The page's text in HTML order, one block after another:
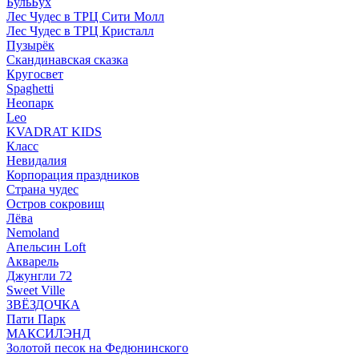
Лес Чудес в ТРЦ Сити Молл
Лес Чудес в ТРЦ Кристалл
Пузырëк
Скандинавская сказка
Кругосвет
Spaghetti
Неопарк
Leo
KVADRAT KIDS
Класс
Невидалия
Корпорация праздников
Страна чудес
Остров сокровищ
Лёва
Nemoland
Апельсин Loft
Акварель
Джунгли 72
Sweet Ville
ЗВЁЗДОЧКА
Пати Парк
МАКСИЛЭНД
Золотой песок на Федюнинского